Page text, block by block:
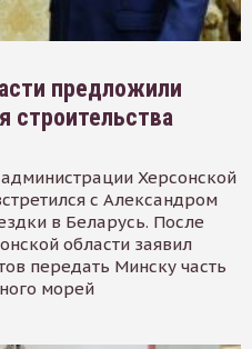
предложили
строительства
Херсонской
с Александром
в Беларусь. После
области заявил
передать Минску часть
морей